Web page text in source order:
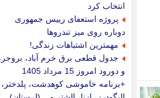
انتخاب کرد
پروژه استعفای رییس جمهوری
دوباره روی میز تندروها
مهمترین اشتباهات زندگی!
جدول قطعی برق خرم آباد، بروجرد
و دورود امروز 15 مرداد 1405
+برنامه خاموشی کوهدشت، پلدختر،